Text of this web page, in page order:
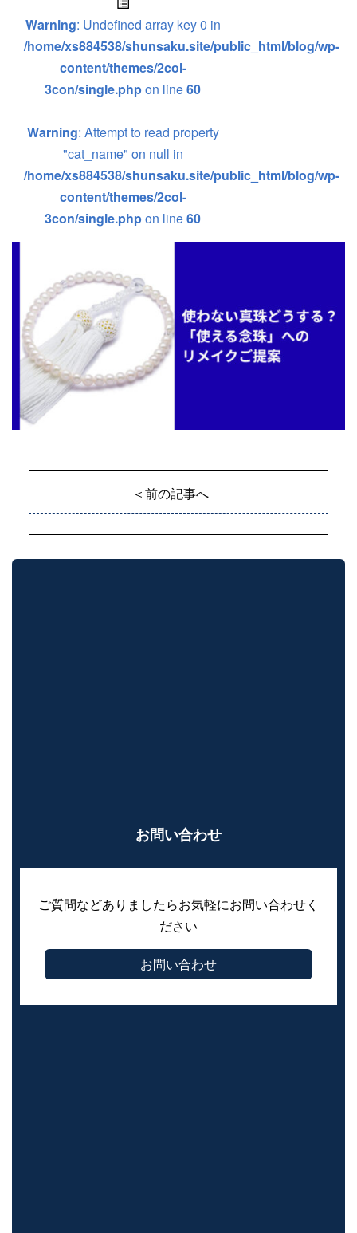
Warning: Undefined array key 0 in
/home/xs884538/shunsaku.site/public_html/blog/wp-
content/themes/2col-
3con/single.phpon line60
Warning: Attempt to read property
"cat_name" on null in
/home/xs884538/shunsaku.site/public_html/blog/wp-
content/themes/2col-
3con/single.phpon line60
＜前の記事へ
お問い合わせ
ご質問などありましたらお気軽にお問い合わせく
ださい
お問い合わせ